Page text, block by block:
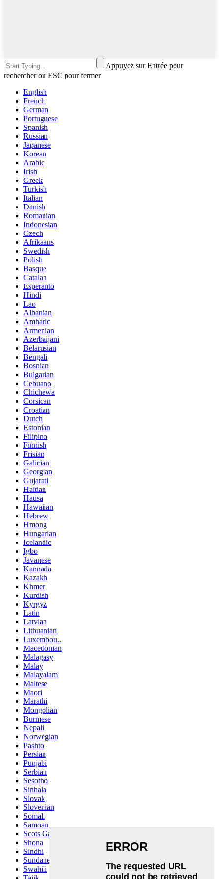
Appuyez sur Entrée pour
rechercher ou ESC pour fermer
English
French
German
Portuguese
Spanish
Russian
Japanese
Korean
Arabic
Irish
Greek
Turkish
Italian
Danish
Romanian
Indonesian
Czech
Afrikaans
Swedish
Polish
Basque
Catalan
Esperanto
Hindi
Lao
Albanian
Amharic
Armenian
Azerbaijani
Belarusian
Bengali
Bosnian
Bulgarian
Cebuano
Chichewa
Corsican
Croatian
Dutch
Estonian
Filipino
Finnish
Frisian
Galician
Georgian
Gujarati
Haitian
Hausa
Hawaiian
Hebrew
Hmong
Hungarian
Icelandic
Igbo
Javanese
Kannada
Kazakh
Khmer
Kurdish
Kyrgyz
Latin
Latvian
Lithuanian
Luxembou..
Macedonian
Malagasy
Malay
Malayalam
Maltese
Maori
Marathi
Mongolian
Burmese
Nepali
Norwegian
Pashto
Persian
Punjabi
Serbian
Sesotho
Sinhala
Slovak
Slovenian
Somali
Samoan
Scots Gaelic
Shona
Sindhi
Sundanese
Swahili